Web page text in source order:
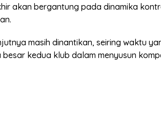
akan bergantung pada dinamika
masih dinantikan, seiring waktu
kedua klub dalam menyusun